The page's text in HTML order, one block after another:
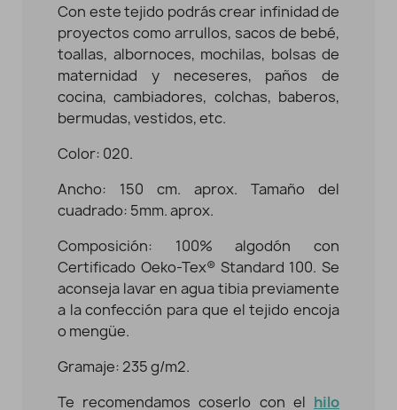
Con este tejido podrás crear infinidad de
proyectos como arrullos, sacos de bebé,
toallas, albornoces, mochilas, bolsas de
maternidad y neceseres, paños de
cocina, cambiadores, colchas, baberos,
bermudas, vestidos, etc.
Color: 020.
Ancho: 150 cm. aprox. Tamaño del
cuadrado: 5mm. aprox.
Composición: 100% algodón con
Certificado Oeko-Tex® Standard 100. Se
aconseja lavar en agua tibia previamente
a la confección para que el tejido encoja
o mengüe.
Gramaje: 235 g/m2.
Te recomendamos coserlo con el hilo